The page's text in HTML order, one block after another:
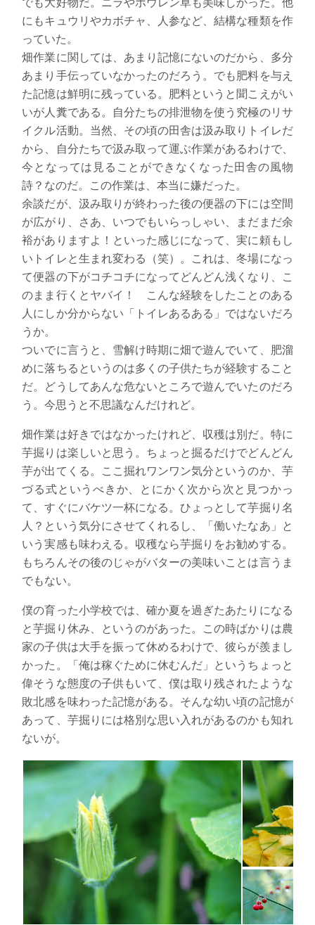
にもキュウリやカボチャ、人参など、結構な種類を作
っていた。
畑作業に関しては、あまり記憶にないのだから、多分
あまり手伝っていなかったのだろう。でも肥料を与え
た記憶は鮮明に残っている。肥料というと聞こえがい
いが人糞である。自分たちの排泄物を使う究極のリサ
イクル活動。当然、その頃の田舎は汲み取りトイレだ
から、自分たちで汲み取って運ぶ作業があるわけで、
今となっては見ることができなくなった田舎の風物
詩？なのだ。この作業は、本当に嫌だった。
余談だが、汲み取りが終わった後の便器の下には空間
が広がり、さあ、いつでもいらっしゃい、まだまだ余
裕がありますよ！といった感じになって、実に頼もし
いトイレと生まれ変わる（笑）。これは、冬場になっ
て便器の下がコチコチになってどんどん浅くなり、こ
のまま行くとヤバイ！ こんな経験をしたことのある
人にしか分からない「トイレあるある」ではないだろ
うか。
ついでに言うと、雪解け時期に畑で遊んでいて、肥溜
めに落ちるというのは多くの子供たちが経験すること
だ。どうしてあんな危ないところで遊んでいたのだろ
う。今思うと不思議なんだけれど。
畑作業は好きではなかったけれど、収穫は別だ。特に
芋掘りは楽しいと思う。ちょっと掘るだけでどんどん
芋が出てくる。ここ掘れワンワン気分というのか、芋
づる式というべきか、とにかく次から次と見つかっ
て、すぐにバケツ一杯になる。ひょっとして芋掘り名
人？という気分にさせてくれるし、「働いたなあ」と
いう実感も味わえる。収穫なら芋掘りをお勧めする。
もちろんその後のじゃがバターの美味いことは言うま
でもない。
僕の育った小学校では、確か夏を過ぎたあたりになる
と芋掘り休み、というのがあった。この時ばかりは農
家の子供は大手を振って休めるわけで、彼らが羨まし
かった。「俺は稼ぐために休むんだ」というちょっと
偉そうな態度の子供もいて、僕は取り残されたような
敗北感を味わった記憶がある。そんな幼い頃の記憶が
あって、芋掘りには格別な思い入れがあるのかも知れ
ないが。